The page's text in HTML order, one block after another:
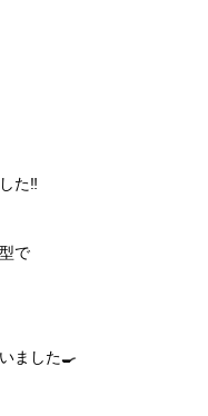
た‼️
で
ました🍳